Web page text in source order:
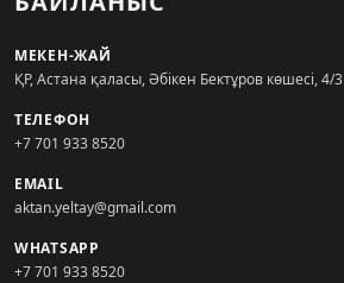
МЕКЕН-ЖАЙ
ҚР, Астана қаласы, Әбікен Бектұров көшесі, 4/3
ТЕЛЕФОН
+7 701 933 8520
EMAIL
aktan.yeltay@gmail.com
WHATSAPP
+7 701 933 8520